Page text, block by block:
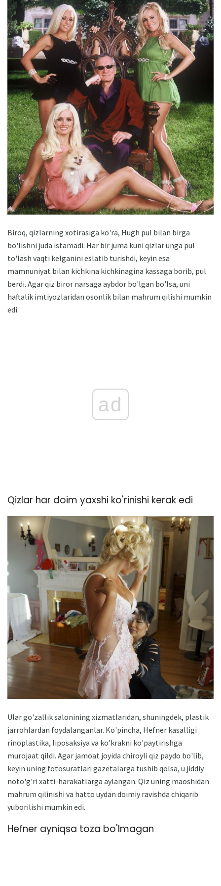
Biroq, qizlarning xotirasiga ko'ra, Hugh pul bilan birga
bo'lishni juda istamadi. Har bir juma kuni qizlar unga pul
to'lash vaqti kelganini eslatib turishdi, keyin esa
mamnuniyat bilan kichkina kichkinagina kassaga borib, pul
berdi. Agar qiz biror narsaga aybdor bo'lgan bo'lsa, uni
haftalik imtiyozlaridan osonlik bilan mahrum qilishi mumkin
edi.
ad
Qizlar har doim yaxshi ko'rinishi kerak edi
Ular go'zallik salonining xizmatlaridan, shuningdek, plastik
jarrohlardan foydalanganlar. Ko'pincha, Hefner kasalligi
rinoplastika, liposaksiya va ko'krakni ko'paytirishga
murojaat qildi. Agar jamoat joyida chiroyli qiz paydo bo'lib,
keyin uning fotosuratlari gazetalarga tushib qolsa, u jiddiy
noto'g'ri xatti-harakatlarga aylangan. Qiz uning maoshidan
mahrum qilinishi va hatto uydan doimiy ravishda chiqarib
yuborilishi mumkin edi.
Hefner ayniqsa toza bo'lmagan